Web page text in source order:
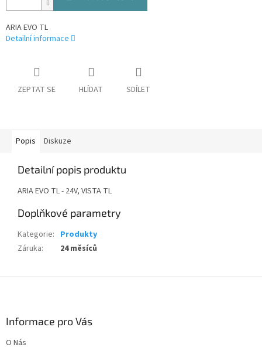
ARIA EVO TL
Detailní informace
ZEPTAT SE HLÍDAT SDÍLET
Popis Diskuze
Detailní popis produktu
ARIA EVO TL - 24V, VISTA TL
Doplňkové parametry
Kategorie: Produkty
Záruka: 24 měsíců
Informace pro Vás
O Nás